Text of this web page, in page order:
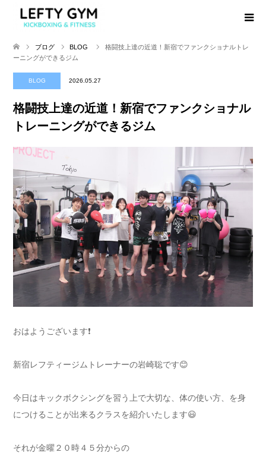
ブログ BLOG
格闘技上達の近道！新宿でファンクショナルトレ
ーニングができるジム
BLOG 2026.05.27
格闘技上達の近道！新宿でファンクショナル
トレーニングができるジム
おはようございます❗️
新宿レフティージムトレーナーの岩崎聡です😊
今日はキックボクシングを習う上で大切な、体の使い方、を身
につけることが出来るクラスを紹介いたします😃
それが金曜２０時４５分からの